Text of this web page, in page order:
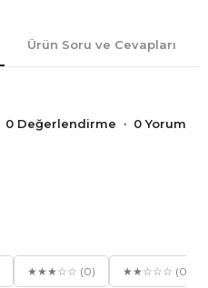
Ürün Soru ve Cevapları
0 Değerlendirme · 0 Yorum
★★★☆☆ (0) ★★☆☆☆ (0)